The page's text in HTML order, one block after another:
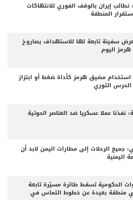
نطالب إيران بالوقف الفوري للانتهاكات
المنطقة
سفينة تابعة لها للاستهداف بصاروخ
اليوم
استخدام مضيق هرمز كأداة ضغط أو ابتزاز
الثوري
نفذنا عملا عسكريا ضد العناصر الحوثية
جميع الرحلات إلى مطارات اليمن لابد أن
اليمنية
الحكومية تسقط طائرة مسيّرة تابعة
منطقة بعيدة عن خطوط التماس في